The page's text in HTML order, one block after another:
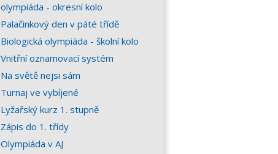
olympiáda - okresní kolo
Palačinkový den v páté třídě
Biologická olympiáda - školní kolo
Vnitřní oznamovací systém
Na světě nejsi sám
Turnaj ve vybíjené
Lyžařský kurz 1. stupně
Zápis do 1. třídy
Olympiáda v AJ